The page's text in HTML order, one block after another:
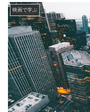
映画で学ぶ